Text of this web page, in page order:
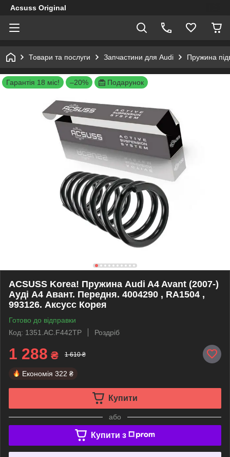
Acsuss Original
Товари та послуги Запчастини для Audi Пружина
Гарантія 18 міс! –20% Подарунок
ACSUSS Korea! Пружина Audi A4 Avant (2007-)
Ауді А4 Авант. Передня. 4004290 , RA1504 ,
993126. Аксусс Корея
Готово до відправки
Код: 1351.AC.F442TP
Роздріб
1 288 ₴ 1 610 ₴
Економія 322 ₴
Купити
або
Купити з